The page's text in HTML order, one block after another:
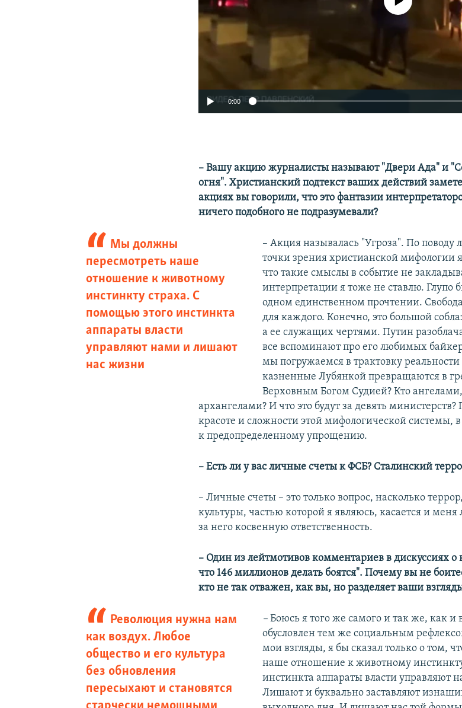
0:00
– Вашу акцию журналисты называют "Двери Ада" и
огня". Христианский подтекст ваших действий
акциях вы говорили, что это фантазии
ничего подобного не подразумевали?
Мы должны
пересмотреть наше
отношение к животному
инстинкту страха. С
помощью этого инстинкта
аппараты власти
управляют нами и лишают
нас жизни
– Акция называлась "Угроза". По
точки зрения христианской мифологии
что такие смыслы в событие не
интерпретации я тоже не ставлю. Глупо
одном единственном прочтении.
для каждого. Конечно, это большой
а ее служащих чертями. Путин
все вспоминают про его любимых
мы погружаемся в трактовку
казненные Лубянкой превращаются в
Верховным Богом Судией? Кто
архангелами? И что это будут за девять
красоте и сложности этой мифологической системы, в
к предопределенному упрощению.
– Есть ли у вас личные счеты к ФСБ? Сталинский
– Личные счеты – это только вопрос, насколько
культуры, частью которой я являюсь, касается и
за него косвенную ответственность.
– Один из лейтмотивов комментариев в дискуссиях
что 146 миллионов делать боятся". Почему вы не
кто не так отважен, как вы, но разделяет ваши
Революция нужна нам
как воздух. Любое
общество и его культура
без обновления
пересыхают и становятся
– Боюсь я того же самого и так же, как и
обусловлен тем же социальным
мои взгляды, я бы сказал только о том,
наше отношение к животному
инстинкта аппараты власти
Лишают и буквально заставляют